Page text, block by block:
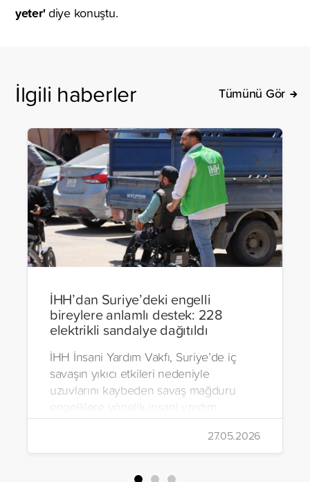
yeter'diye konuştu.
İlgili haberler Tümünü Gör
İHH’dan Suriye’deki engelli
bireylere anlamlı destek: 228
elektrikli sandalye dağıtıldı
İHH İnsani Yardım Vakfı, Suriye’de iç
savaşın yıkıcı etkileri nedeniyle
uzuvlarını kaybeden savaş mağduru
engellilere yönelik insani yardım
çalışmalarını aralıksız sürdürüyor. Vakıf,
yürütülen son projeyle Suriye’nin Şam,
Halep, Hama, Humus ve İdlib
bölgelerinde zor şartlarda yaşayan
27.05.2026